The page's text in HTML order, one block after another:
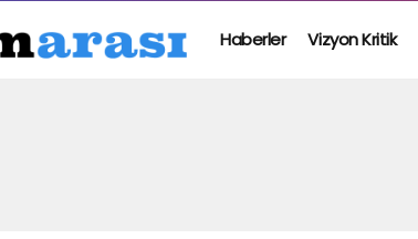
Haberler Vizyon Kritik